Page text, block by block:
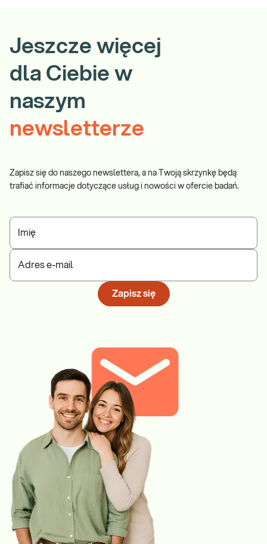
Jeszcze więcej
dla Ciebie w
naszym
newsletterze
Zapisz się do naszego newslettera, a na Twoją skrzynkę będą
trafiać informacje dotyczące usług i nowości w ofercie badań.
Imię
Adres e-mail
Zapisz się